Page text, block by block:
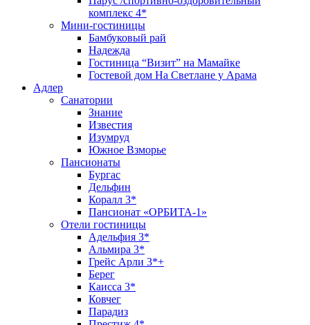
комплекс 4*
Мини-гостиницы
Бамбуковый рай
Надежда
Гостиница “Визит” на Мамайке
Гостевой дом На Светлане у Арама
Адлер
Санатории
Знание
Известия
Изумруд
Южное Взморье
Пансионаты
Бургас
Дельфин
Коралл 3*
Пансионат «ОРБИТА-1»
Отели гостиницы
Адельфия 3*
Альмира 3*
Грейс Арли 3*+
Берег
Каисса 3*
Ковчег
Парадиз